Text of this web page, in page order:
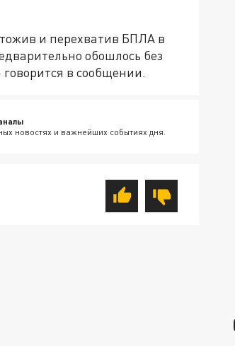
и перехватив БПЛА в
обошлось без
в сообщении.
новостях и важнейших событиях дня.